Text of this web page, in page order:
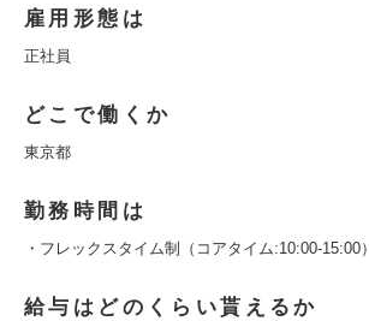
雇用形態は
正社員
どこで働くか
東京都
勤務時間は
・フレックスタイム制（コアタイム:10:00-15:00）
給与はどのくらい貰えるか